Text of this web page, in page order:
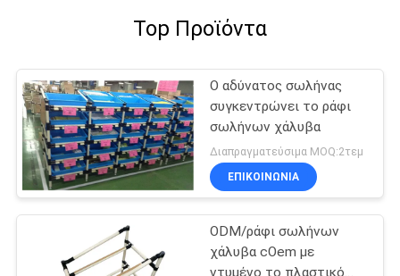
Top Προϊόντα
Ο αδύνατος σωλήνας
συγκεντρώνει το ράφι
σωλήνων χάλυβα
Διαπραγματεύσιμα MOQ:2τεμ
ΕΠΙΚΟΙΝΩΝΊΑ
ODM/ράφι σωλήνων
χάλυβα cOem με
ντυμένο το πλαστικό